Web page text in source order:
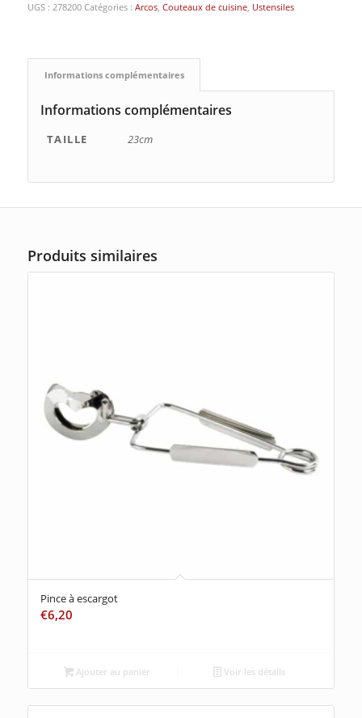
UGS : 278200 Catégories : Arcos, Couteaux de cuisine, Ustensiles
Informations complémentaires
Informations complémentaires
TAILLE 23cm
Produits similaires
Pince à escargot
€6,20
Ajouter au panier Voir les détails